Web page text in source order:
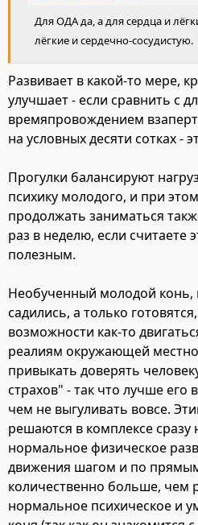
Для ОДА да, а для сердца и
лёгкие и сердечно-сосудистую.
Развивает в какой-то мере,
улучшает - если сравнить с
времяпровождением
на условных десяти сотках -
Прогулки балансируют
психику молодого, и при
продолжать заниматься
раз в неделю, если
полезным.
Необученный молодой конь,
садились, а только
возможности как-то
реалиям окружающей
привыкать доверять
страхов" - так что лучше его
чем не выгуливать вовсе.
решаются в комплексе сразу
нормальное физическое
движения шагом и по
количественно больше, чем
нормальное психическое и